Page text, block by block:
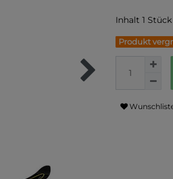
Inhalt 1 Stück
Produkt